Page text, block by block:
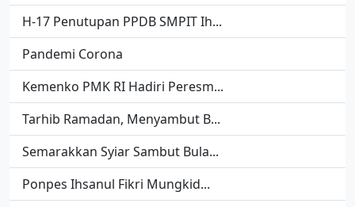
H-17 Penutupan PPDB SMPIT Ih...
Pandemi Corona
Kemenko PMK RI Hadiri Peresm...
Tarhib Ramadan, Menyambut B...
Semarakkan Syiar Sambut Bula...
Ponpes Ihsanul Fikri Mungkid...